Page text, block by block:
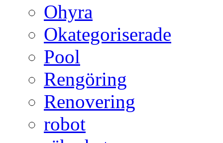
Ohyra
Okategoriserade
Pool
Rengöring
Renovering
robot